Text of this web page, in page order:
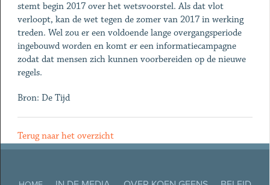
stemt begin 2017 over het wetsvoorstel. Als dat vlot
verloopt, kan de wet tegen de zomer van 2017 in werking
treden. Wel zou er een voldoende lange overgangsperiode
ingebouwd worden en komt er een informatiecampagne
zodat dat mensen zich kunnen voorbereiden op de nieuwe
regels.
Bron: De Tijd
Terug naar het overzicht